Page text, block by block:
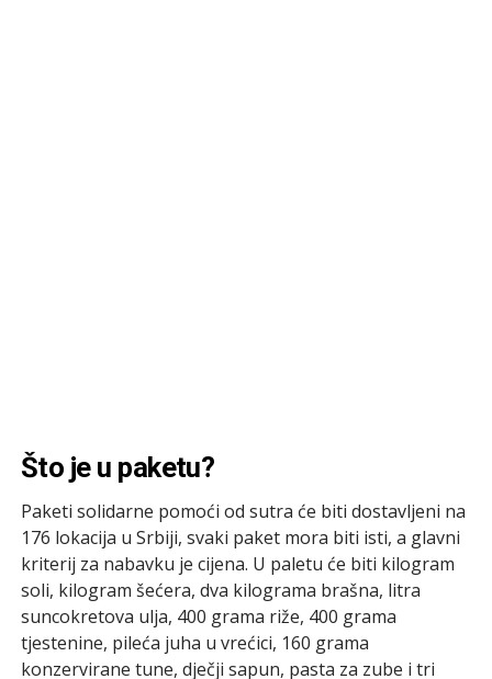
Što je u paketu?
Paketi solidarne pomoći od sutra će biti dostavljeni na
176 lokacija u Srbiji, svaki paket mora biti isti, a glavni
kriterij za nabavku je cijena. U paletu će biti kilogram
soli, kilogram šećera, dva kilograma brašna, litra
suncokretova ulja, 400 grama riže, 400 grama
tjestenine, pileća juha u vrećici, 160 grama
konzervirane tune, dječji sapun, pasta za zube i tri